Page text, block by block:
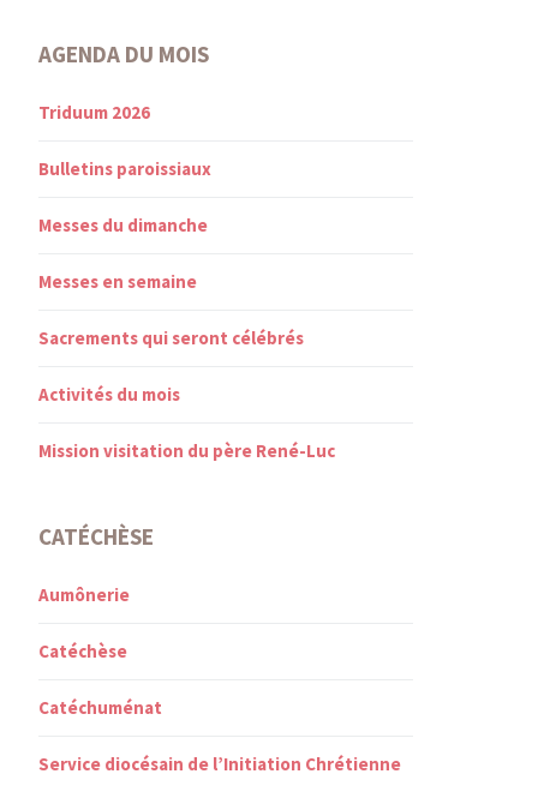
AGENDA DU MOIS
Triduum 2026
Bulletins paroissiaux
Messes du dimanche
Messes en semaine
Sacrements qui seront célébrés
Activités du mois
Mission visitation du père René-Luc
CATÉCHÈSE
Aumônerie
Catéchèse
Catéchuménat
Service diocésain de l’Initiation Chrétienne